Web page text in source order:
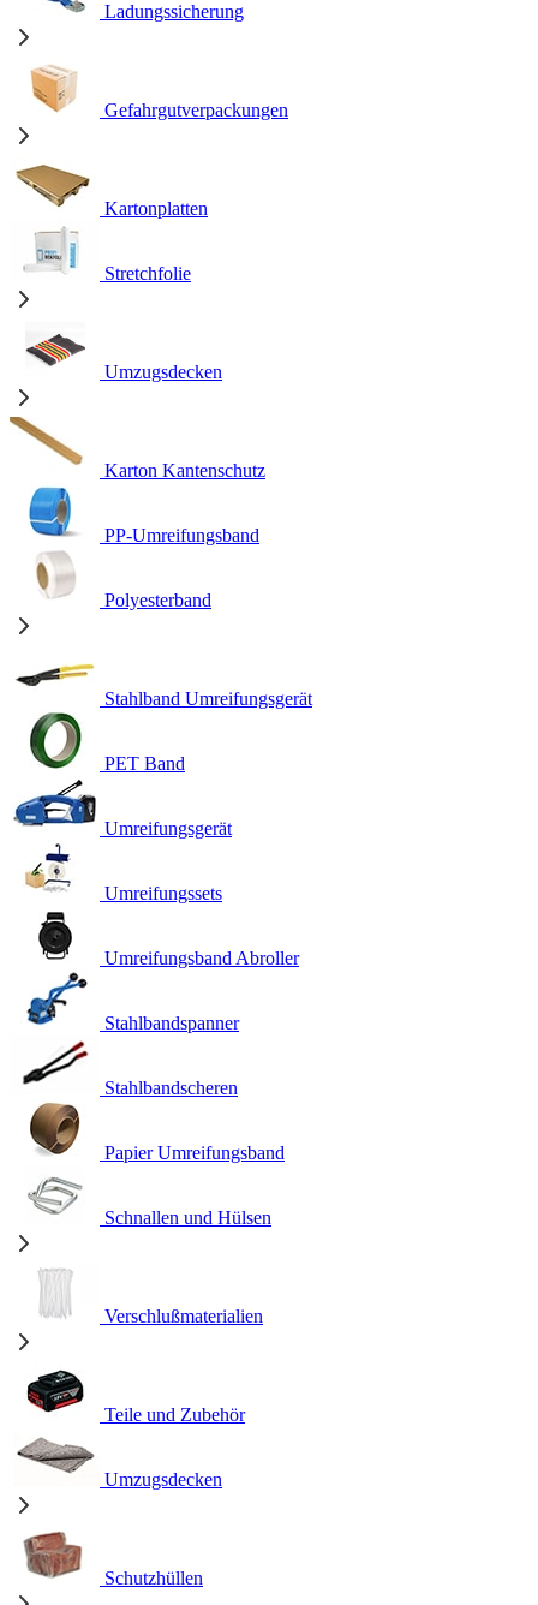
Ladungssicherung
Gefahrgutverpackungen
Kartonplatten
Stretchfolie
Umzugsdecken
Karton Kantenschutz
PP-Umreifungsband
Polyesterband
Stahlband Umreifungsgerät
PET Band
Umreifungsgerät
Umreifungssets
Umreifungsband Abroller
Stahlbandspanner
Stahlbandscheren
Papier Umreifungsband
Schnallen und Hülsen
Verschlußmaterialien
Teile und Zubehör
Umzugsdecken
Schutzhüllen